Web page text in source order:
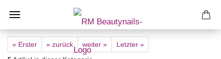
« Erster « zurück weiter » Letzter »